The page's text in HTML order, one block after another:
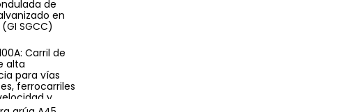
de
en
SGCC)
Carril de
alta
para vías
ferrocarriles
y
mercancías.